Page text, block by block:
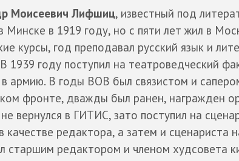
Моисеевич Лифшиц, известный под
Минске в 1919 году, но с пяти лет жил в
курсы, год преподавал русский язык и
1939 году поступил на театроведческий
в армию. В годы ВОВ был связистом и
фронте, дважды был ранен, награжден
вернулся в ГИТИС, зато поступил на
качестве редактора, а затем и сценариста
старшим редактором и членом худсовета